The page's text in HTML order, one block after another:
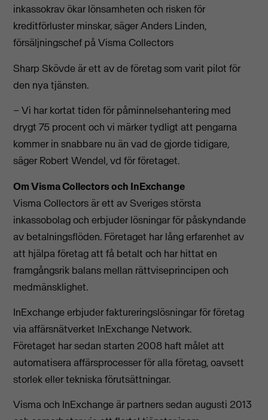
inkassokrav ökar lönsamheten och risken för
kreditförluster minskar, säger Anders Linden,
försäljningschef på Visma Collectors
Sharp Skövde är ett av de företag som varit pilot för
den nya tjänsten.
– Vi har kortat tiden för påminnelsehantering med
drygt 75 procent och vi märker tydligt att pengarna
kommer in snabbare nu än vad de gjorde tidigare,
säger Robert Wendel, vd för företaget.
Om Visma Collectors och InExchange
Visma Collectors är ett av Sveriges största
inkassobolag och erbjuder lösningar för påskyndande
av betalningsflöden. Företaget har lång erfarenhet av
att hjälpa företag att få betalt och har hittat en
framgångsrik balans mellan rättviseprincipen och
medmänsklighet.
InExchange erbjuder faktureringslösningar för företag
via affärsnätverket InExchange Network.
Företaget har sedan starten 2008 haft målet att
automatisera affärsprocesser för alla företag, oavsett
storlek eller tekniska förutsättningar.
Visma och InExchange är partners sedan augusti 2013